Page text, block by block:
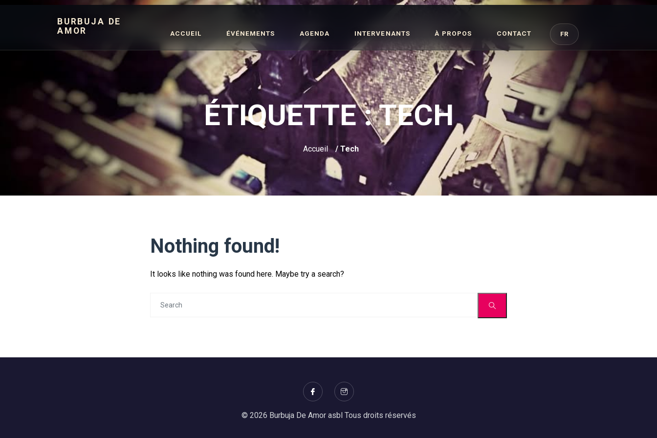
BURBUJA DE
AMOR
ACCUEIL ÉVÉNEMENTS AGENDA INTERVENANTS À PROPOS CONTACT FR
ÉTIQUETTE :TECH
Accueil / Tech
Nothing found!
It looks like nothing was found here. Maybe try a search?
© 2026 Burbuja De Amor asbl Tous droits réservés